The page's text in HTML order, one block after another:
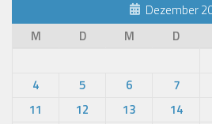
Dezember
M
D M D
4
5 6 7
11
12 13 14